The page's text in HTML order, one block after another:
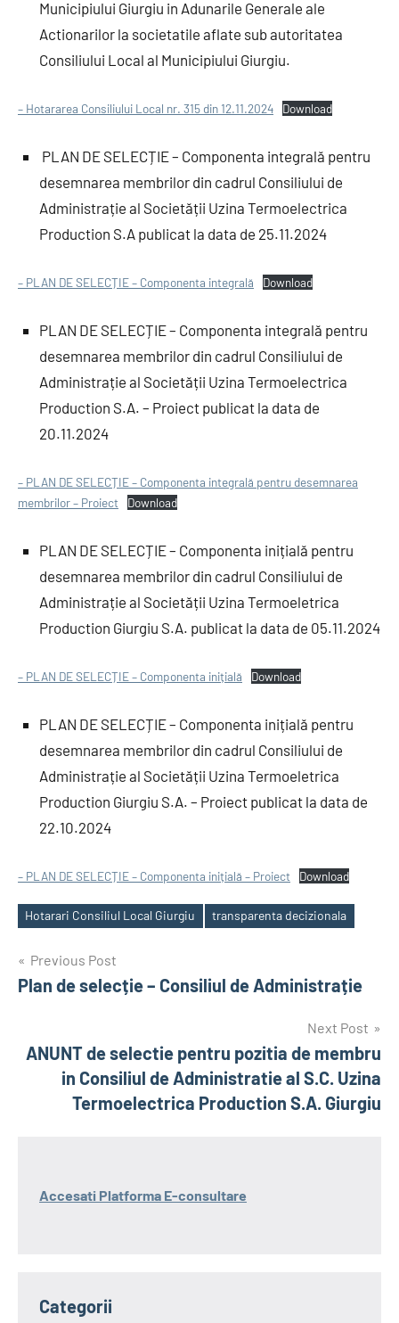
Municipiului Giurgiu in Adunarile Generale ale
Actionarilor la societatile aflate sub autoritatea
Consiliului Local al Municipiului Giurgiu.
– Hotararea Consiliului Local nr. 315 din 12.11.2024 Download
PLAN DE SELECȚIE – Componenta integrală pentru
desemnarea membrilor din cadrul Consiliului de
Administrație al Societății Uzina Termoelectrica
Production S.A publicat la data de 25.11.2024
– PLAN DE SELECȚIE – Componenta integrală Download
PLAN DE SELECȚIE – Componenta integrală pentru
desemnarea membrilor din cadrul Consiliului de
Administrație al Societății Uzina Termoelectrica
Production S.A. – Proiect publicat la data de
20.11.2024
– PLAN DE SELECȚIE – Componenta integrală pentru desemnarea
membrilor – Proiect
Download
PLAN DE SELECȚIE – Componenta inițială pentru
desemnarea membrilor din cadrul Consiliului de
Administrație al Societății Uzina Termoeletrica
Production Giurgiu S.A. publicat la data de 05.11.2024
– PLAN DE SELECȚIE – Componenta inițială Download
PLAN DE SELECȚIE – Componenta inițială pentru
desemnarea membrilor din cadrul Consiliului de
Administrație al Societății Uzina Termoeletrica
Production Giurgiu S.A. – Proiect publicat la data de
22.10.2024
– PLAN DE SELECȚIE – Componenta inițială – Proiect Download
Tags
Hotarari Consiliul Local Giurgiu transparenta decizionala
Post
navigation
Previous Post
Plan de selecție – Consiliul de Administrație
Next Post
ANUNT de selectie pentru pozitia de membru
in Consiliul de Administratie al S.C. Uzina
Termoelectrica Production S.A. Giurgiu
Accesati Platforma E-consultare
Categorii